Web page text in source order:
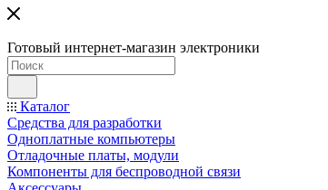
Готовый интернет-магазин электроники
Каталог
Средства для разработки
Одноплатные компьютеры
Отладочные платы, модули
Компоненты для беспроводной связи